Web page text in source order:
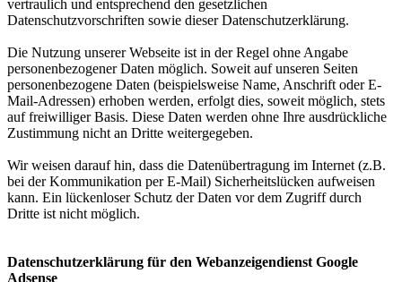
vertraulich und entsprechend den gesetzlichen
Datenschutzvorschriften sowie dieser Datenschutzerklärung.
Die Nutzung unserer Webseite ist in der Regel ohne Angabe
personenbezogener Daten möglich. Soweit auf unseren Seiten
personenbezogene Daten (beispielsweise Name, Anschrift oder E-
Mail-Adressen) erhoben werden, erfolgt dies, soweit möglich, stets
auf freiwilliger Basis. Diese Daten werden ohne Ihre ausdrückliche
Zustimmung nicht an Dritte weitergegeben.
Wir weisen darauf hin, dass die Datenübertragung im Internet (z.B.
bei der Kommunikation per E-Mail) Sicherheitslücken aufweisen
kann. Ein lückenloser Schutz der Daten vor dem Zugriff durch
Dritte ist nicht möglich.
Datenschutzerklärung für den Webanzeigendienst Google
Adsense